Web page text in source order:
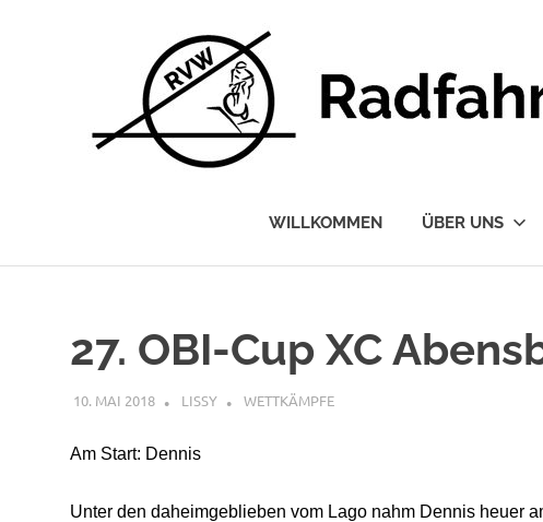
WILLKOMMEN ÜBER UNS
27. OBI-Cup XC
10. MAI 2018 LISSY WETTKÄMPFE
Am Start: Dennis
Unter den daheimgeblieben vom Lago nahm Dennis heuer